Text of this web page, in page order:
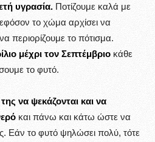
υγρασία. Ποτίζουμε καλά με
το χώμα αρχίσει να
περιορίζουμε το πότισμα.
μέχρι τον Σεπτέμβριο κάθε
το φυτό.
να ψεκάζονται και να
και πάνω και κάτω ώστε να
Εάν το φυτό ψηλώσει πολύ, τότε